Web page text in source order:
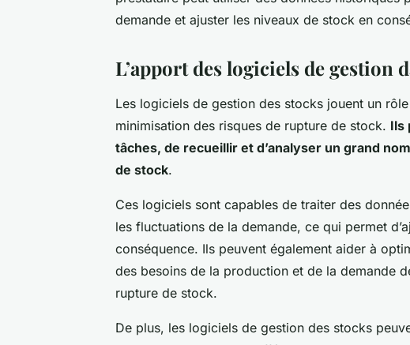
demande et ajuster les niveaux de stock en
L’apport des logiciels de gestion
Les logiciels de gestion des stocks jouent un
minimisation des risques de rupture de stock. Ils
tâches, de recueillir et d’analyser un grand
de stock.
Ces logiciels sont capables de traiter des
les fluctuations de la demande, ce qui permet
conséquence. Ils peuvent également aider à
des besoins de la production et de la demande
rupture de stock.
De plus, les logiciels de gestion des stocks